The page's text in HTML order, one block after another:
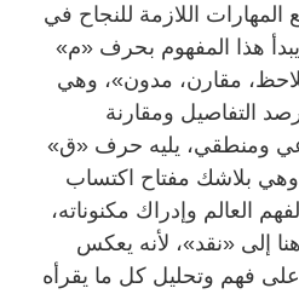
المهارات اللازمة للنجاح في
يبدأ هذا المفهوم بحرف «م»
مقارن، مدون»، وهي
التفاصيل ومقارنة
ومنطقي، يليه حرف «ق»
وهي بلاشك مفتاح اكتساب
العالم وإدراك مكنوناته،
إلى «نقد»، لأنه يعكس
على فهم وتحليل كل ما يقرأه